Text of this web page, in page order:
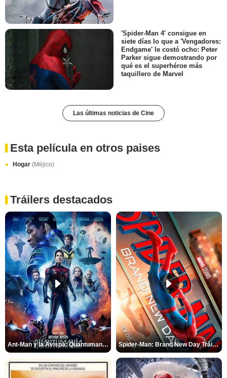
'Spider-Man 4' consigue en
siete días lo que a 'Vengadores:
Endgame' le costó ocho: Peter
Parker sigue demostrando por
qué es el superhéroe más
taquillero de Marvel
Las últimas noticias de Cine
Esta película en otros paises
Hogar (Méjico)
Tráilers destacados
Ant-Man y la Avispa: Quantumanía Tráiler (2) Spider-Man: Brand New Day Tráiler (3)